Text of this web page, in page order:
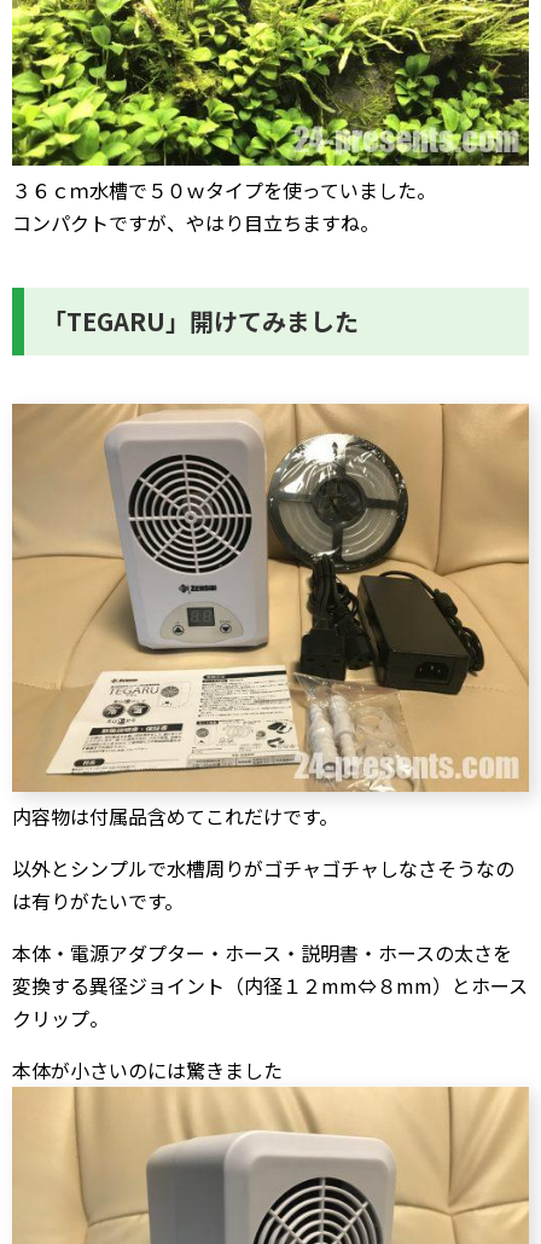
３６ｃｍ水槽で５０ｗタイプを使っていました。
コンパクトですが、やはり目立ちますね。
「TEGARU」開けてみました
内容物は付属品含めてこれだけです。
以外とシンプルで水槽周りがゴチャゴチャしなさそうなの
は有りがたいです。
本体・電源アダプター・ホース・説明書・ホースの太さを
変換する異径ジョイント（内径１２mm⇔８mm）とホース
クリップ。
本体が小さいのには驚きました